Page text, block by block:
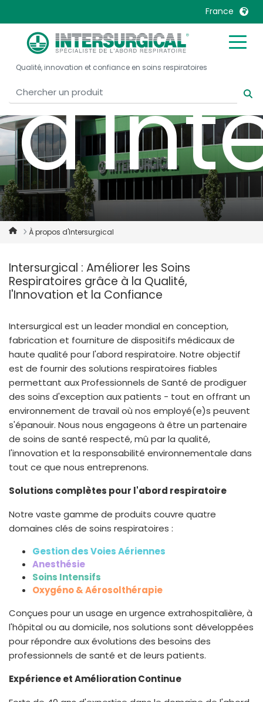
France
United Kingdom
United States
Australia
Belgique, Français
Canada, English
Canada, Français
China
Colombia
Denmark
España
France
Italia
Malaysia
Mexico
Nederlands
Norway
Portugal
Qualité, innovation et confiance en soins respiratoires
À propos d'Intersurgical
Intersurgical : Améliorer les Soins
Respiratoires grâce à la Qualité,
l'Innovation et la Confiance
Intersurgical est un leader mondial en conception,
fabrication et fourniture de dispositifs médicaux de
haute qualité pour l'abord respiratoire. Notre objectif
est de fournir des solutions respiratoires fiables
permettant aux Professionnels de Santé de prodiguer
des soins d'exception aux patients - tout en offrant un
environnement de travail où nos employé(e)s peuvent
s'épanouir. Nous nous engageons à être un partenaire
de soins de santé respecté, mû par la qualité,
l'innovation et la responsabilité environnementale dans
tout ce que nous entreprenons.
Solutions complètes pour l'abord respiratoire
Notre vaste gamme de produits couvre quatre
domaines clés de soins respiratoires :
Gestion des Voies Aériennes
Anesthésie
Soins Intensifs
Oxygéno & Aérosolthérapie
Conçues pour un usage en urgence extrahospitalière, à
l'hôpital ou au domicile, nos solutions sont développées
pour répondre aux évolutions des besoins des
professionnels de santé et de leurs patients.
Expérience et Amélioration Continue